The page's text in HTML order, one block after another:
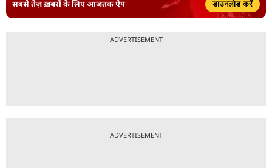
सबसे तेज़ ख़बरों के लिए आजतक ऐप डाउनलोड करें
ADVERTISEMENT
ADVERTISEMENT